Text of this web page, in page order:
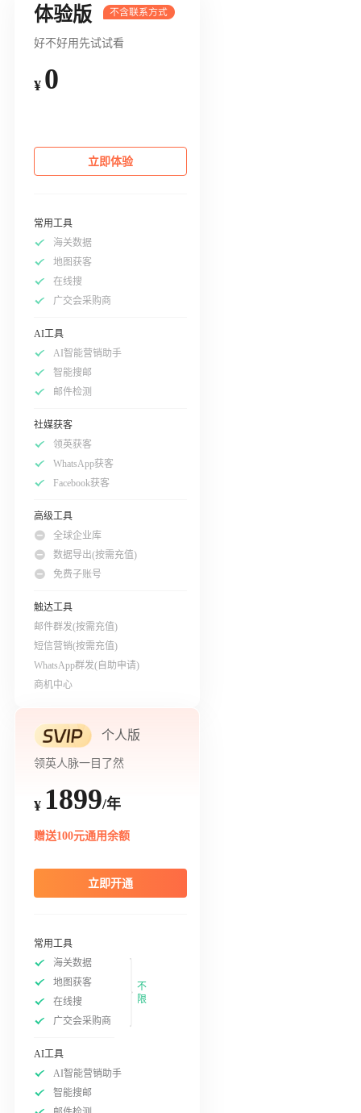
体验版
好不好用先试试看
¥ 0
立即体验
常用工具
海关数据
地图获客
在线搜
广交会采购商
AI工具
AI智能营销助手
智能搜邮
邮件检测
社媒获客
领英获客
WhatsApp获客
Facebook获客
高级工具
全球企业库
数据导出(按需充值)
免费子账号
触达工具
邮件群发(按需充值)
短信营销(按需充值)
WhatsApp群发(自助申请)
商机中心
个人版
领英人脉一目了然
¥ 1899/年
赠送100元通用余额
立即开通
常用工具
海关数据
地图获客
在线搜
广交会采购商
不
限
AI工具
AI智能营销助手
智能搜邮